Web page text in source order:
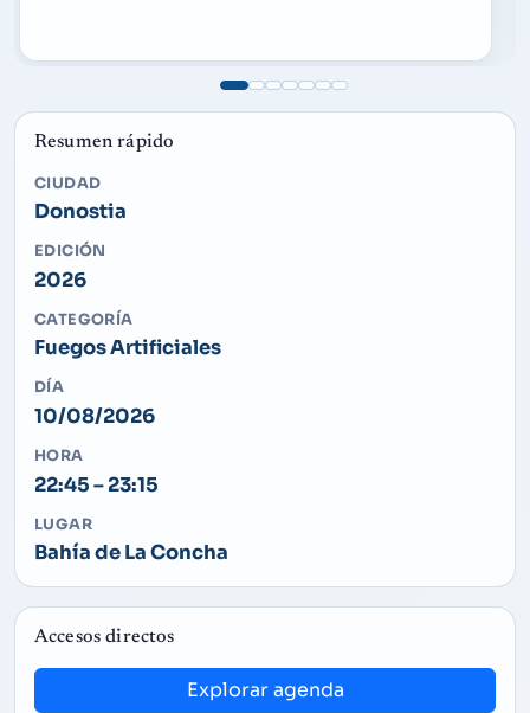
Resumen rápido
CIUDAD
Donostia
EDICIÓN
2026
CATEGORÍA
Fuegos Artificiales
DÍA
10/08/2026
HORA
22:45 – 23:15
LUGAR
Bahía de La Concha
Accesos directos
Explorar agenda